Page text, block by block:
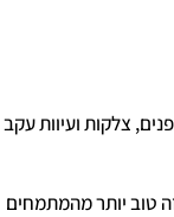
צלקות ועיוות עקב
טוב יותר מהמתמחים